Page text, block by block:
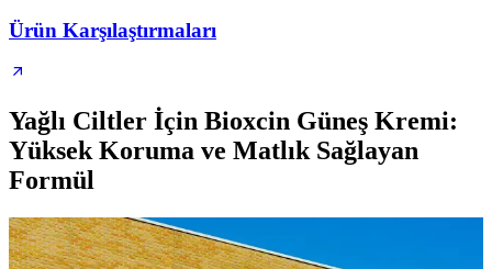
Ürün Karşılaştırmaları
Yağlı Ciltler İçin Bioxcin Güneş Kremi:
Yüksek Koruma ve Matlık Sağlayan
Formül